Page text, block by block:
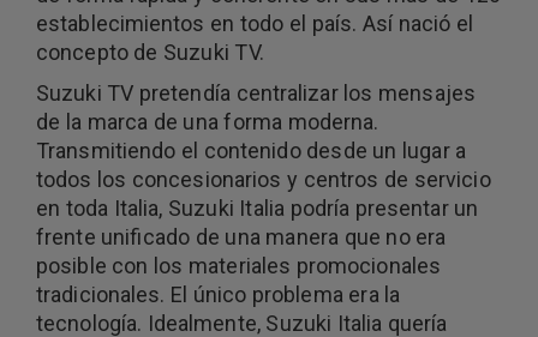
establecimientos en todo el país. Así nació el
concepto de Suzuki TV.
Suzuki TV pretendía centralizar los mensajes
de la marca de una forma moderna.
Transmitiendo el contenido desde un lugar a
todos los concesionarios y centros de servicio
en toda Italia, Suzuki Italia podría presentar un
frente unificado de una manera que no era
posible con los materiales promocionales
tradicionales. El único problema era la
tecnología. Idealmente, Suzuki Italia quería